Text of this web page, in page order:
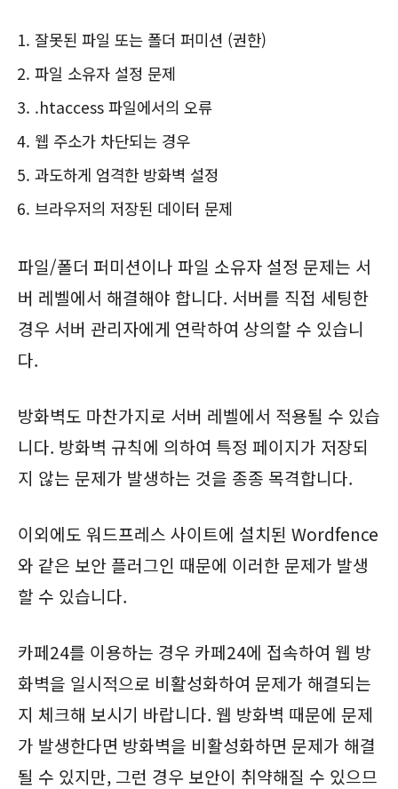
잘못된 파일 또는 폴더 퍼미션 (권한)
파일 소유자 설정 문제
.htaccess 파일에서의 오류
웹 주소가 차단되는 경우
과도하게 엄격한 방화벽 설정
브라우저의 저장된 데이터 문제
파일/폴더 퍼미션이나 파일 소유자 설정 문제는 서
버 레벨에서 해결해야 합니다. 서버를 직접 세팅한
경우 서버 관리자에게 연락하여 상의할 수 있습니
다.
방화벽도 마찬가지로 서버 레벨에서 적용될 수 있습
니다. 방화벽 규칙에 의하여 특정 페이지가 저장되
지 않는 문제가 발생하는 것을 종종 목격합니다.
이외에도 워드프레스 사이트에 설치된 Wordfence
와 같은 보안 플러그인 때문에 이러한 문제가 발생
할 수 있습니다.
카페24를 이용하는 경우 카페24에 접속하여 웹 방
화벽을 일시적으로 비활성화하여 문제가 해결되는
지 체크해 보시기 바랍니다. 웹 방화벽 때문에 문제
가 발생한다면 방화벽을 비활성화하면 문제가 해결
될 수 있지만, 그런 경우 보안이 취약해질 수 있으므